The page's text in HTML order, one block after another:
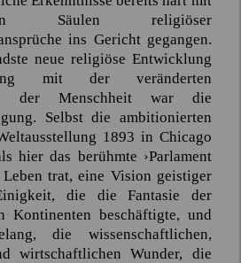
Säulen religiöser
ins Gericht gegangen.
neue religiöse Entwicklung
mit der veränderten
der Menschheit war die
Selbst die ambitionierten
1893 in Chicago
hier das berühmte ›Parlament
trat, eine Vision geistiger
die die Fantasie der
Kontinenten beschäftigte, und
die wissenschaftlichen,
wirtschaftlichen Wunder, die